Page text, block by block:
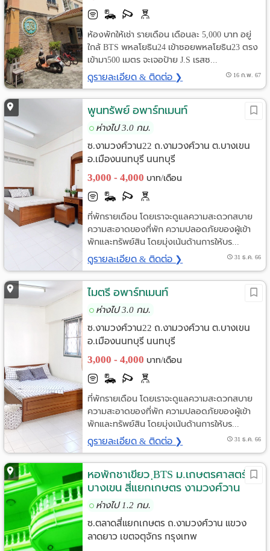
ห้องพักให้เช่า รายเดือน เดือนละ 5,000 บาท อยู่
ใกล้ BTS พหลโยธิน24 เข้าซอยพหลโยธิน23 ตรง
เข้ามา500 เมตร จะเจอป้าย J.S เรสซ...
ดูรายละเอียด & ติดต่อ ❯ 16 ก.พ. 67
พูนทรัพย์ อพาร์ทเมนท์
ห่างไป 3.0 กม.
ซ.งามวงศ์วาน22 ถ.งามวงศ์วาน ต.บางเขน
อ.เมืองนนทบุรี นนทบุรี
3,000 - 4,000 บาท/เดือน
ที่พักรายเดือน โดยเราจะดูแลความสะดวกสบาย
ความสะอาดของที่พัก ความปลอดภัยของผู้เข้า
พักและทรัพย์สิน โดยมุ่งเน้นด้านการให้บร...
ดูรายละเอียด & ติดต่อ ❯ 31 ธ.ค. 66
ไมตรี อพาร์ทเมนท์
ห่างไป 3.0 กม.
ซ.งามวงศ์วาน22 ถ.งามวงศ์วาน ต.บางเขน
อ.เมืองนนทบุรี นนทบุรี
3,000 - 4,000 บาท/เดือน
ที่พักรายเดือน โดยเราจะดูแลความสะดวกสบาย
ความสะอาดของที่พัก ความปลอดภัยของผู้เข้า
พักและทรัพย์สิน โดยมุ่งเน้นด้านการให้บร...
ดูรายละเอียด & ติดต่อ ❯ 31 ธ.ค. 66
หอพักชาเขียว ฺBTS ม.เกษตรศาสตร์
บางเขน สี่แยกเกษตร งามวงศ์วาน
ห่างไป 1.2 กม.
ซ.ตลาดสี่แยกเกษตร ถ.งามวงศ์วาน แขวง
ลาดยาว เขตจตุจักร กรุงเทพ